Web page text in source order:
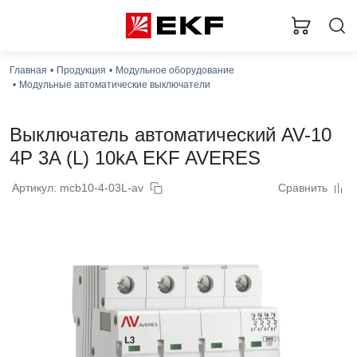
Главная Продукция
Модульное оборудование
Модульные автоматические выключатели
Выключатель автоматический AV-10
4P 3A (L) 10kA EKF AVERES
Артикул: mcb10-4-03L-av Сравнить